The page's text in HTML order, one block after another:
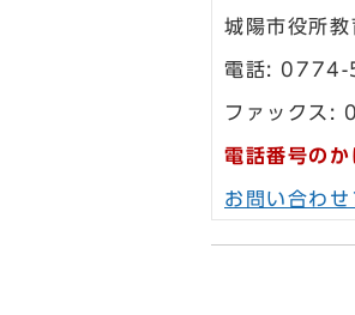
城陽市役所
電話:
ファックス
電話番号のか
お問い合わせ